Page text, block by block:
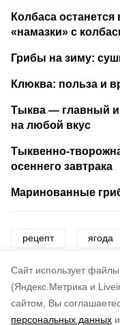
Cайт использует
(Яндекс.Метрика и
сайтом, Вы
персональных данных
Колбаса
«намазки» с
Грибы на зиму:
Клюква: польза и
Тыква — главный
на любой вкус
Тыквенно-
осеннего завтрака
Маринованные
рецепт ягода
осень